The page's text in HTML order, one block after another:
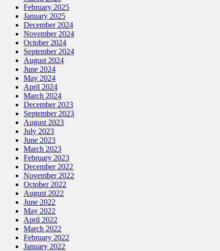
February 2025
January 2025
December 2024
November 2024
October 2024
September 2024
August 2024
June 2024
May 2024
April 2024
March 2024
December 2023
September 2023
August 2023
July 2023
June 2023
March 2023
February 2023
December 2022
November 2022
October 2022
August 2022
June 2022
May 2022
April 2022
March 2022
February 2022
January 2022